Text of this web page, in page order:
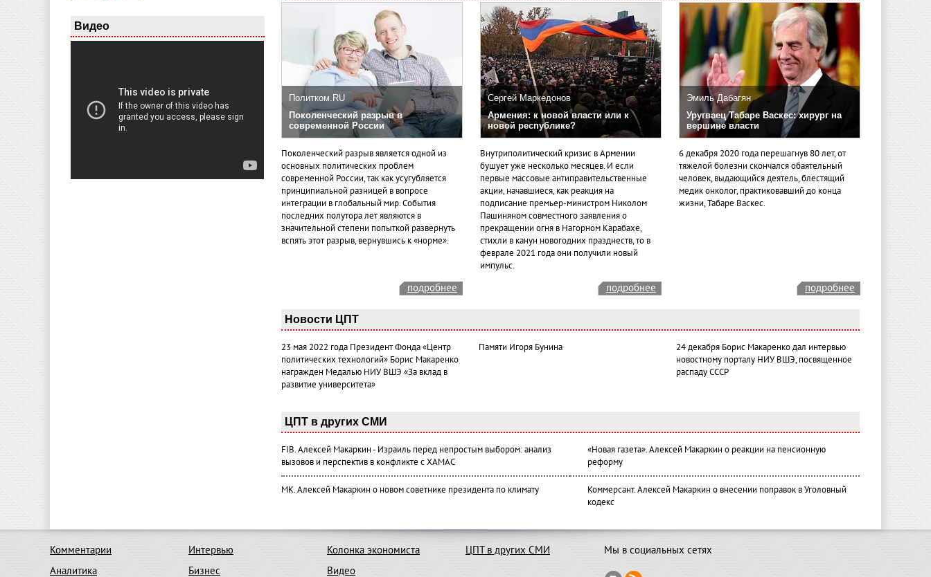
Видео
Политком.RU
Поколенческий разрыв в
современной России
Поколенческий разрыв является одной из
основных политических проблем
современной России, так как усугубляется
принципиальной разницей в вопросе
интеграции в глобальный мир. События
последних полутора лет являются в
значительной степени попыткой развернуть
вспять этот разрыв, вернувшись к «норме».
Сергей Маркедонов
Армения: к новой власти или к
новой республике?
Внутриполитический кризис в Армении
бушует уже несколько месяцев. И если
первые массовые антиправительственные
акции, начавшиеся, как реакция на
подписание премьер-министром Николом
Пашиняном совместного заявления о
прекращении огня в Нагорном Карабахе,
стихли в канун новогодних празднеств, то в
феврале 2021 года они получили новый
импульс.
Эмиль Дабагян
Уругваец Табаре Васкес: хирург на
вершине власти
6 декабря 2020 года перешагнув 80 лет, от
тяжелой болезни скончался обаятельный
человек, выдающийся деятель, блестящий
медик онколог, практиковавший до конца
жизни, Табаре Васкес.
подробнее подробнее подробнее
Новости ЦПТ
23 мая 2022 года Президент Фонда «Центр
политических технологий» Борис Макаренко
награжден Медалью НИУ ВШЭ «За вклад в
развитие университета»
Памяти Игоря Бунина
24 декабря Борис Макаренко дал интервью
новостному порталу НИУ ВШЭ, посвященное
распаду СССР
ЦПТ в других СМИ
FIB. Алексей Макаркин - Израиль перед непростым выбором: анализ
вызовов и перспектив в конфликте с ХАМАС
«Новая газета». Алексей Макаркин о реакции на пенсионную
реформу
МК. Алексей Макаркин о новом советнике президента по климату
Коммерсант. Алексей Макаркин о внесении поправок в Уголовный
кодекс
Комментарии
Аналитика
Интервью
Бизнес
Колонка экономиста
Видео
ЦПТ в других СМИ Мы в социальных сетях